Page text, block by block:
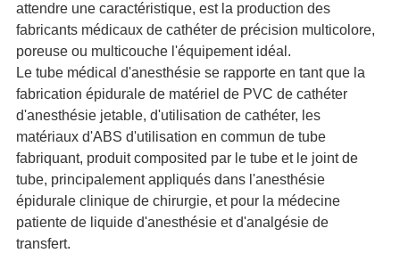
attendre une caractéristique, est la production des
fabricants médicaux de cathéter de précision multicolore,
poreuse ou multicouche l'équipement idéal.
Le tube médical d'anesthésie se rapporte en tant que la
fabrication épidurale de matériel de PVC de cathéter
d'anesthésie jetable, d'utilisation de cathéter, les
matériaux d'ABS d'utilisation en commun de tube
fabriquant, produit composited par le tube et le joint de
tube, principalement appliqués dans l'anesthésie
épidurale clinique de chirurgie, et pour la médecine
patiente de liquide d'anesthésie et d'analgésie de
transfert.